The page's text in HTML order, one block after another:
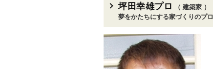
坪田幸雄プロ
（ 建築家 ）
夢をかたちにする家づくりのプロ